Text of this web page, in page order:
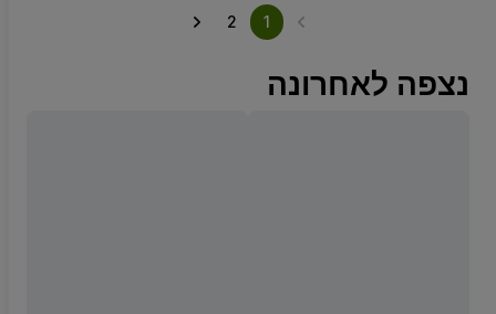
1
נצפה לאחרונה